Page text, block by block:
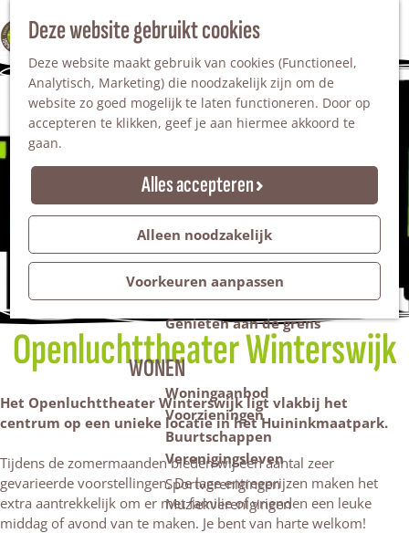
Deze website gebruikt cookies
Deze website maakt gebruik van cookies (Functioneel,
Analytisch, Marketing) die noodzakelijk zijn om de
website zo goed mogelijk te laten functioneren. Door op
accepteren te klikken, geef je aan hiermee akkoord te
gaan.
Alles accepteren
Alleen noodzakelijk
Voorkeuren aanpassen
100% WINTERSWIJK
Z
o
e
k
e
n
M
e
n
u
Natuurgebieden
Steengroeve
Tuinen en parken
Recreatieplas Het Hilgelo
Overnachten
Campings & vakantieparken
Vakantiehuizen
Groepsaccommodaties
Hotels
Evenementen
Restantendag
Volksfeest & Bloemencorso
Promotie evenementen
Genieten aan de grens
WONEN
Woningaanbod
Voorzieningen
Buurtschappen
Verenigingsleven
Sportverenigingen
Muziekverenigingen
Openluchttheater Winterswijk
Het Openluchttheater Winterswijk ligt vlakbij het
centrum op een unieke locatie in het Huininkmaatpark.
Tijdens de zomermaanden bieden wij een aantal zeer
gevarieerde voorstellingen. De lage entreeprijzen maken het
extra aantrekkelijk om er met familie of vrienden een leuke
middag of avond van te maken. Je bent van harte welkom!